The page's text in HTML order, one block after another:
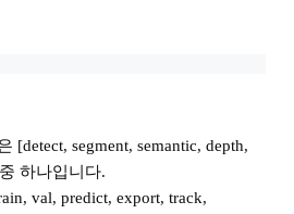
[detect, segment, semantic, depth,
하나입니다.
val, predict, export, track,